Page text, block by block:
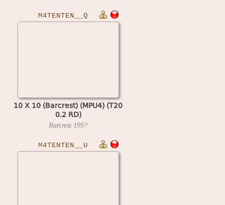
M4TENTEN__Q
10 X 10 (Barcrest) (MPU4) (T20
0.2 RD)
Barcrest 199?
M4TENTEN__U